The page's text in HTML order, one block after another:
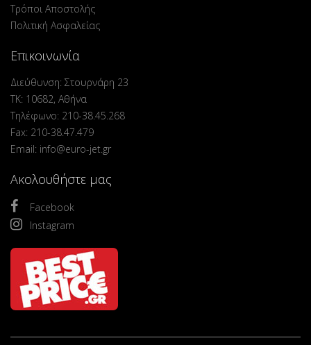
Τρόποι Αποστολής
Πολιτική Ασφαλείας
Επικοινωνία
Διεύθυνση: Στουρνάρη 23
ΤΚ: 10682, Αθήνα
Τηλέφωνο: 210-38.45.268
Fax: 210-38.47.479
Email: info@euro-jet.gr
Ακολουθήστε μας
Facebook
Instagram